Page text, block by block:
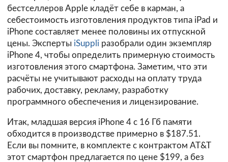
бестселлеров Apple кладёт себе в карман, а
себестоимость изготовления продуктов типа iPad и
iPhone составляет менее половины их отпускной
цены. Эксперты iSuppli разобрали один экземпляр
iPhone 4, чтобы определить примерную стоимость
изготовления этого смартфона. Заметим, что эти
расчёты не учитывают расходы на оплату труда
рабочих, доставку, рекламу, разработку
программного обеспечения и лицензирование.
Итак, младшая версия iPhone 4 с 16 Гб памяти
обходится в производстве примерно в $187.51.
Если вы помните, в комплекте с контрактом AT&T
этот смартфон предлагается по цене $199, а без